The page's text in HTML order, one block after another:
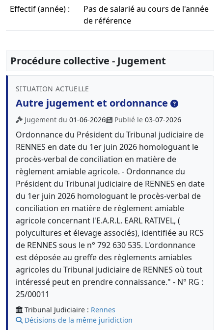
Effectif (année) :
Pas de salarié au cours de l'année
de référence
Procédure collective - Jugement
SITUATION ACTUELLE
Autre jugement et ordonnance
Jugement du 01-06-2026 Publié le 03-07-2026
Ordonnance du Président du Tribunal judiciaire de
RENNES en date du 1er juin 2026 homologuant le
procès-verbal de conciliation en matière de
règlement amiable agricole. - Ordonnance du
Président du Tribunal judiciaire de RENNES en date
du 1er juin 2026 homologuant le procès-verbal de
conciliation en matière de règlement amiable
agricole concernant l'E.A.R.L. EARL RATIVEL, (
polycultures et élevage associés), identifiée au RCS
de RENNES sous le n° 792 630 535. L'ordonnance
est déposée au greffe des règlements amiables
agricoles du Tribunal judiciaire de RENNES où tout
intéressé peut en prendre connaissance." - N° RG :
25/00011
Tribunal Judiciaire : Rennes
Décisions de la même juridiction